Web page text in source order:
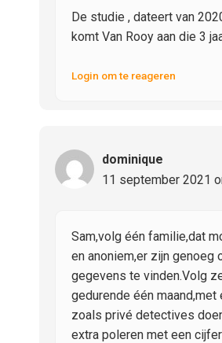
De studie , dateert van
komt Van Rooy aan die 3
Login om te reageren
dominique
11 september 2021
Sam,volg één familie,dat
en anoniem,er zijn genoeg
gegevens te vinden.Volg
gedurende één maand,met
zoals privé detectives
extra poleren met een